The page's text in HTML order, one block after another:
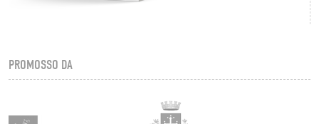
PROMOSSO DA